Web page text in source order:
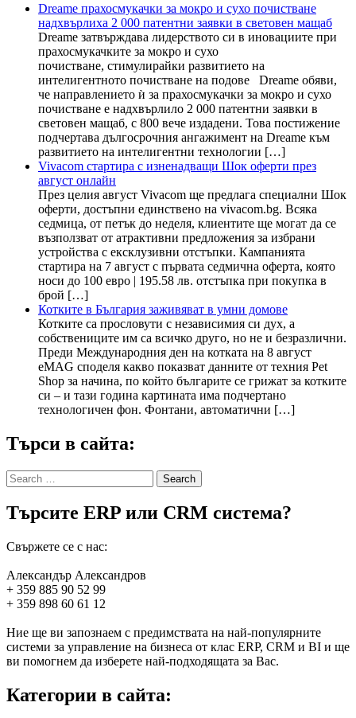
Dreame прахосмукачки за мокро и сухо почистване
надхвърлиха 2 000 патентни заявки в световен мащаб
Dreame затвърждава лидерството си в иновациите при
прахосмукачките за мокро и сухо
почистване, стимулирайки развитието на
интелигентното почистване на подове Dreame обяви,
че направлението ѝ за прахосмукачки за мокро и сухо
почистване е надхвърлило 2 000 патентни заявки в
световен мащаб, с 800 вече издадени. Това постижение
подчертава дългосрочния ангажимент на Dreame към
развитието на интелигентни технологии […]
Vivacom стартира с изненадващи Шок оферти през
август онлайн
През целия август Vivacom ще предлага специални Шок
оферти, достъпни единствено на vivacom.bg. Всяка
седмица, от петък до неделя, клиентите ще могат да се
възползват от атрактивни предложения за избрани
устройства с ексклузивни отстъпки. Кампанията
стартира на 7 август с първата седмична оферта, която
носи до 100 евро | 195.58 лв. отстъпка при покупка в
брой […]
Котките в България заживяват в умни домове
Котките са прословути с независимия си дух, а
собствениците им са всичко друго, но не и безразлични.
Преди Международния ден на котката на 8 август
eMAG споделя какво показват данните от техния Pet
Shop за начина, по който българите се грижат за котките
си – и тази година картината има подчертано
технологичен фон. Фонтани, автоматични […]
Търси в сайта:
Search
for:
Търсите ERP или CRM система?
Свържете се с нас:
Александър Александров
+ 359 885 90 52 99
+ 359 898 60 61 12
Ние ще ви запознаем с предимствата на най-популярните
системи за управление на бизнеса от клас ERP, CRM и BI и ще
ви помогнем да изберете най-подходящата за Вас.
Категории в сайта: